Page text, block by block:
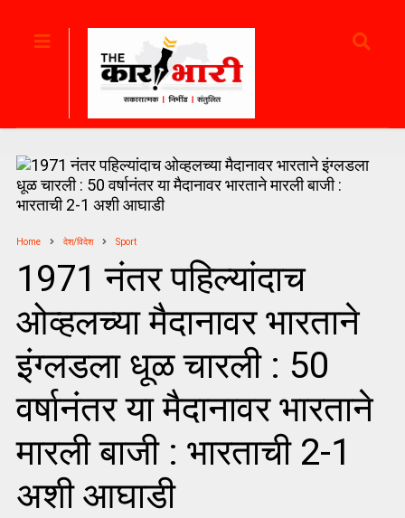
Home देश/विदेश Sport
1971 नंतर पहिल्यांदाच
ओव्हलच्या मैदानावर भारताने
इंग्लडला धूळ चारली : 50
वर्षानंतर या मैदानावर भारताने
मारली बाजी : भारताची 2-1
अशी आघाडी